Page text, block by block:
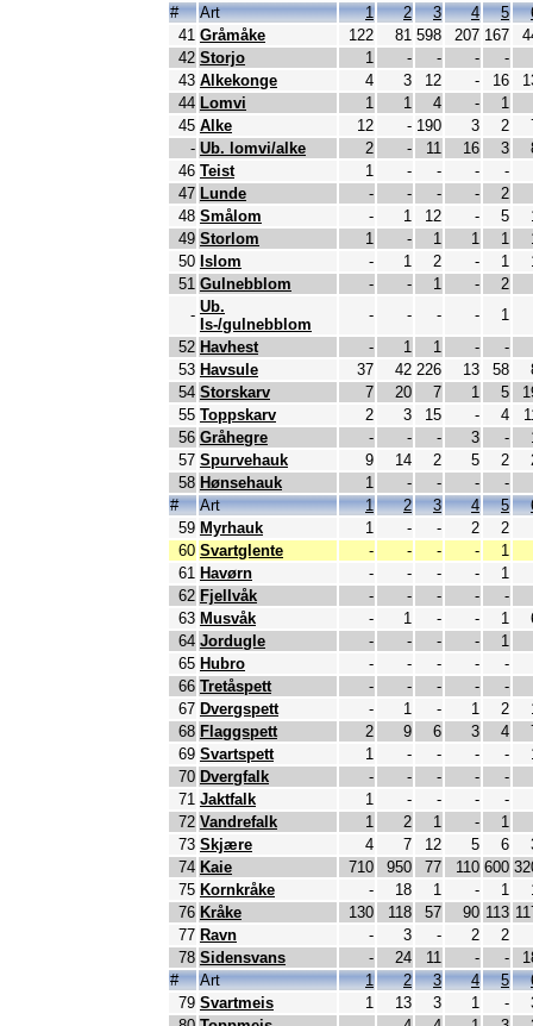
#
Art 1 2 3 4 5
41 Gråmåke 122 81 598 207 167
42 Storjo 1 - - -
-
43 Alkekonge 4 3 12 - 16
44 Lomvi 1 1 4 -
1
45 Alke 12 - 190 3 2
- Ub. lomvi/alke 2 - 11 16 3
46 Teist 1 - - -
-
47 Lunde - - - -
2
48 Smålom - 1 12 - 5
49 Storlom 1 - 1 1 1
50 Islom - 1 2 - 1
51 Gulnebblom - - 1 -
2
- Ub.
Is-/gulnebblom
- - - -
1
52 Havhest - 1 1 -
-
53 Havsule 37 42 226 13 58
54 Storskarv 7 20 7 1 5
55 Toppskarv 2 3 15 - 4
56 Gråhegre - - - 3 -
57 Spurvehauk 9 14 2 5 2
58 Hønsehauk 1 - - -
-
#
Art 1 2 3 4 5
59 Myrhauk 1 - - 2
2
60 Svartglente - - - -
1
61 Havørn - - - -
1
62 Fjellvåk - - - -
-
63 Musvåk - 1 - - 1
64 Jordugle - - - -
1
65 Hubro - - - -
-
66 Tretåspett - - - -
-
67 Dvergspett - 1 - 1 2
68 Flaggspett 2 9 6 3 4
69 Svartspett 1 - - - -
70 Dvergfalk - - - -
-
71 Jaktfalk 1 - - -
-
72 Vandrefalk 1 2 1 -
1
73 Skjære 4 7 12 5 6
74 Kaie 710 950 77 110 600
75 Kornkråke - 18 1 - 1
76 Kråke 130 118 57 90 113
77 Ravn - 3 - 2
2
78 Sidensvans - 24 11 - -
#
Art 1 2 3 4 5
79 Svartmeis 1 13 3 1 -